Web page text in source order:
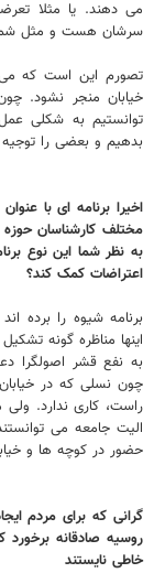
می دهند. یا مثلا
سرشان هست و مثل شما
تصورم این است که
خیابان منجر نشود.
توانستیم به شکلی
بدهیم و بعضی را
اخیرا برنامه ای با
مختلف کارشناسان
به نظر شما این نوع
اعتراضات کمک کند؟
برنامه شیوه را برده
اینها مناظره گونه
به نفع قشر اصولگرا
چون نسلی که در
راست، کاری ندارد.
الیت جامعه می
حضور در کوچه ها و
گرانی که برای مردم
روسیه صادقانه
خاطی نایستند